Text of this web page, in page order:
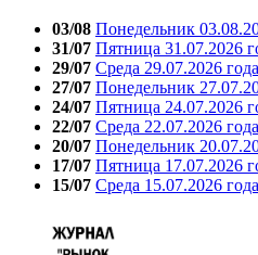
03/08 Понедельник
31/07 Пятница 31.07.2026
29/07 Среда 29.07.2026
27/07 Понедельник
24/07 Пятница 24.07.2026
22/07 Среда 22.07.2026
20/07 Понедельник
17/07 Пятница 17.07.2026
15/07 Среда 15.07.2026